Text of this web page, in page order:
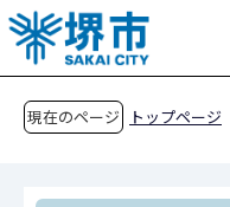
こ
の
ペ
現在のページ トップページ
世界遺産・